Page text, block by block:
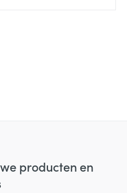
producten en